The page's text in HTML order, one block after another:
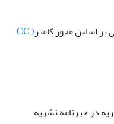
بر اساس مجوز کامنز ( CC
در خبرنامه نشریه